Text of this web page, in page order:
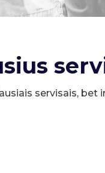
servisais,